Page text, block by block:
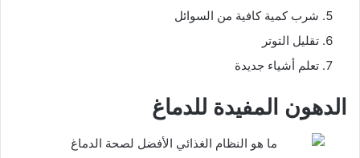
شرب كمية كافية من السوائل
تقليل التوتر
تعلم أشياء جديدة
الدهون المفيدة للدماغ